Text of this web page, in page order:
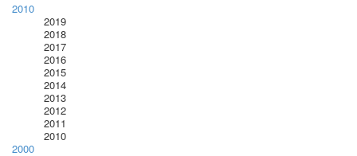
2010
2019
2018
2017
2016
2015
2014
2013
2012
2011
2010
2000